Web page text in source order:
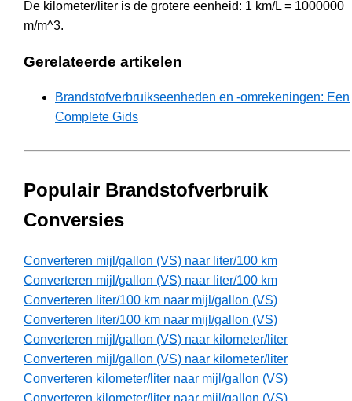
De kilometer/liter is de grotere eenheid: 1 km/L = 1000000
m/m^3.
Gerelateerde artikelen
Brandstofverbruikseenheden en -omrekeningen: Een
Complete Gids
Populair Brandstofverbruik
Conversies
Converteren mijl/gallon (VS) naar liter/100 km
Converteren mijl/gallon (VS) naar liter/100 km
Converteren liter/100 km naar mijl/gallon (VS)
Converteren liter/100 km naar mijl/gallon (VS)
Converteren mijl/gallon (VS) naar kilometer/liter
Converteren mijl/gallon (VS) naar kilometer/liter
Converteren kilometer/liter naar mijl/gallon (VS)